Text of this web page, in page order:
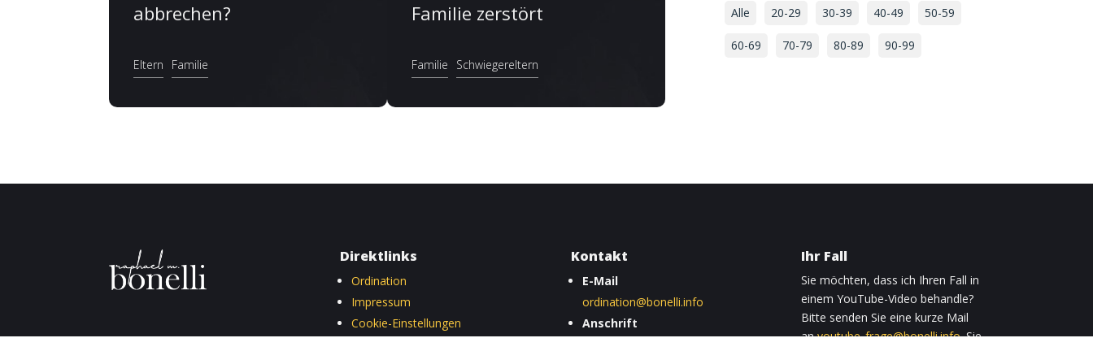
abbrechen?
Eltern Familie
Familie zerstört
Familie Schwiegereltern
Alle 20-29 30-39 40-49 50-59
60-69 70-79 80-89 90-99
Direktlinks
Ordination
Impressum
Cookie-Einstellungen
Kontakt
E-Mail
ordination@bonelli.info
Anschrift
Ihr Fall
Sie möchten, dass ich Ihren Fall in
einem YouTube-Video behandle?
Bitte senden Sie eine kurze Mail
anyoutube_frage@bonelli.info. Sie